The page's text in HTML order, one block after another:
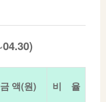
금 액(원) 비 율